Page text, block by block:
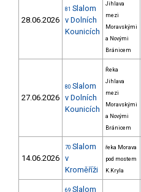
28.06.2026
81 Slalom
v Dolních
Kounicích
Jihlava
mezi
Moravskými
a Novými
Bránicem
27.06.2026
80 Slalom
v Dolních
Kounicích
Řeka
Jihlava
mezi
Moravskými
a Novými
Bránicem
14.06.2026
70 Slalom
v
Kroměříži
řeka Morava
pod mostem
K.Kryla
69 Slalom